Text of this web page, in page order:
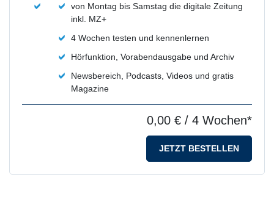
von Montag bis Samstag die digitale Zeitung
inkl. MZ+
4 Wochen testen und kennenlernen
Hörfunktion, Vorabendausgabe und Archiv
Newsbereich, Podcasts, Videos und gratis
Magazine
0,00 € / 4 Wochen*
JETZT BESTELLEN